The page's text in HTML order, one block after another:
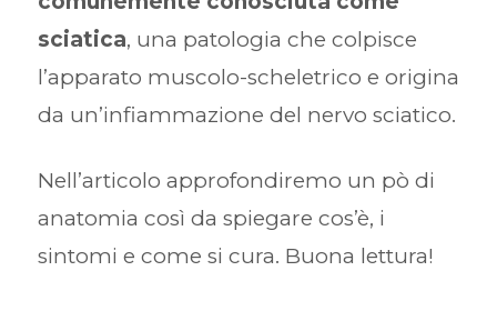
sciatica, una patologia che colpisce
l’apparato muscolo-scheletrico e origina
da un’infiammazione del nervo sciatico.
Nell’articolo approfondiremo un pò di
anatomia così da spiegare cos’è, i
sintomi e come si cura. Buona lettura!